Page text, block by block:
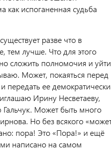
как испоганенная судьба
разве что в
тем лучше. Что для этого
сложить полномочия и
Может, покаяться перед
передать ее
Ирину Несветаеву,
Может быть много
Но без всякого
пора! Это «Пора!» и ещё
написано на самом